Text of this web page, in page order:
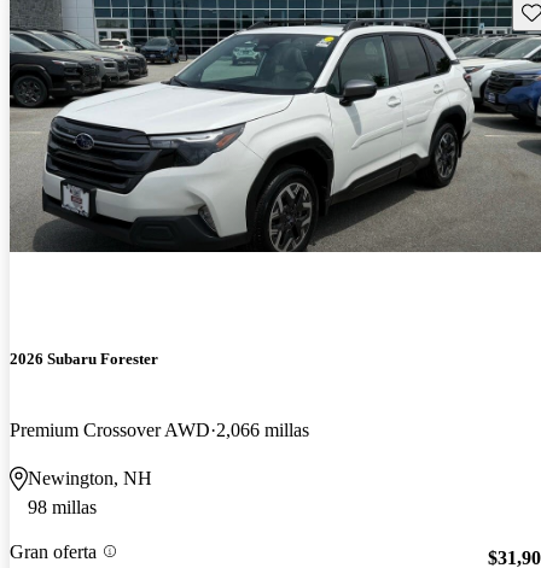
2026 Subaru Forester
Premium Crossover AWD 2,066 millas
Newington, NH
98 millas
Gran oferta